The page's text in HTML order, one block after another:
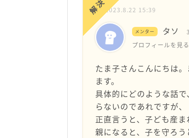
解決2023.8.22 15:39
メンター タソ
プロフィールを見る
たま子さんこんにちは
ます。
具体的にどのような話
らないのであれですが、
正直言うと、子ども産
親になると、子を守ろ